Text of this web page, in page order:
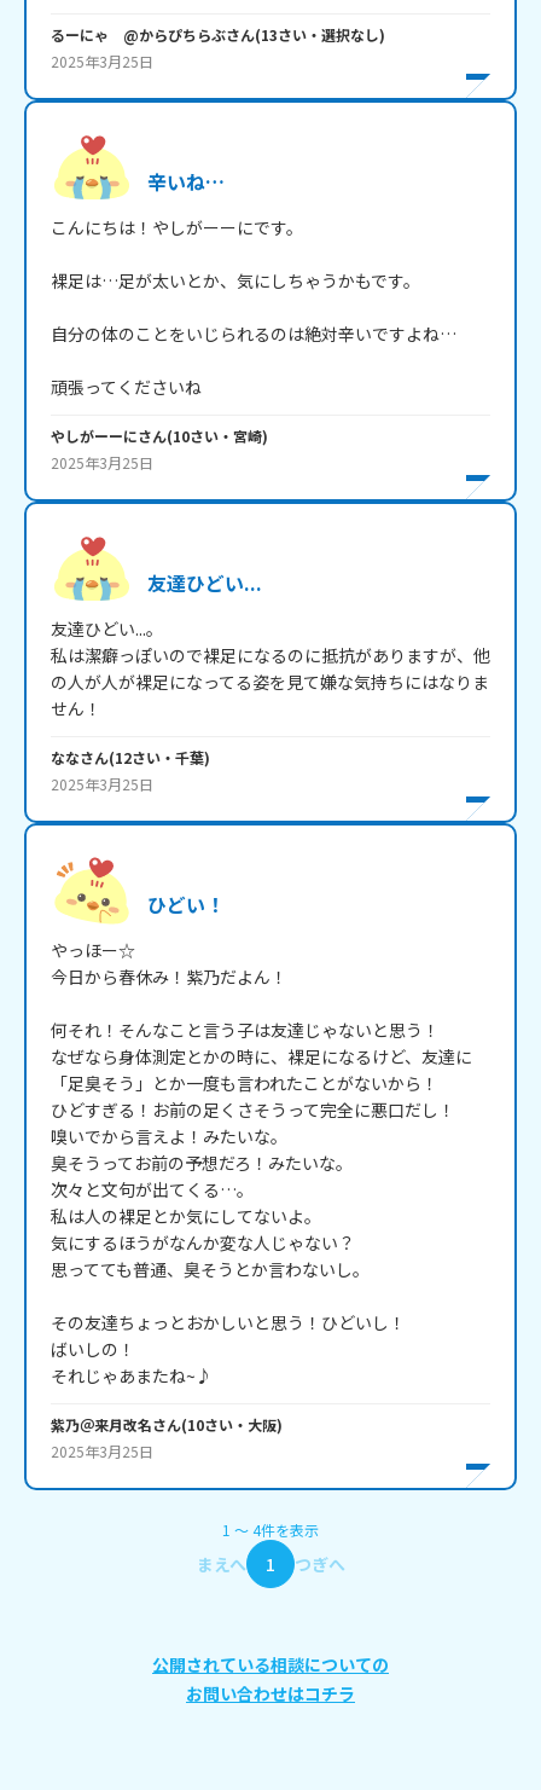
るーにゃ @からぴちらぶさん(13さい・ 選択なし)
2025年3月25日
辛いね…
こんにちは！やしがーーにです。
裸足は…足が太いとか、気にしちゃうかもです。
自分の体のことをいじられるのは絶対辛いですよね…
頑張ってくださいね
やしがーーにさん(10さい・ 宮崎)
2025年3月25日
友達ひどい...
友達ひどい...。
私は潔癖っぽいので裸足になるのに抵抗がありますが、他
の人が人が裸足になってる姿を見て嫌な気持ちにはなりま
せん！
ななさん(12さい・ 千葉)
2025年3月25日
ひどい！
やっほー☆
今日から春休み！紫乃だよん！
何それ！そんなこと言う子は友達じゃないと思う！
なぜなら身体測定とかの時に、裸足になるけど、友達に
「足臭そう」とか一度も言われたことがないから！
ひどすぎる！お前の足くさそうって完全に悪口だし！
嗅いでから言えよ！みたいな。
臭そうってお前の予想だろ！みたいな。
次々と文句が出てくる…。
私は人の裸足とか気にしてないよ。
気にするほうがなんか変な人じゃない？
思ってても普通、臭そうとか言わないし。
その友達ちょっとおかしいと思う！ひどいし！
ばいしの！
それじゃあまたね~♪
紫乃＠来月改名さん(10さい・ 大阪)
2025年3月25日
1 〜4件を表示
まえへ 1 つぎへ
公開されている相談についての
お問い合わせはコチラ